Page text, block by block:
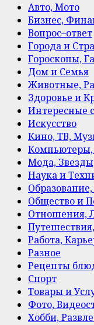
Авто, Мото
Бизнес,
Вопрос–ответ
Города и
Гороскопы,
Дом и Семья
Животные,
Здоровье и
Интересные
Искусство
Кино, ТВ,
Мода,
Наука и
Общество и
Отношения,
Работа,
Разное
Рецепты
Спорт
Товары и
Фото,
Хобби,